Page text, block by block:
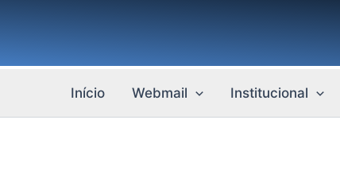
conteúdo
Início Webmail Institucional